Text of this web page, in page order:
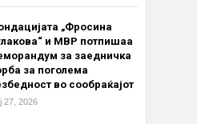
„Фросина
и МВР потпишаа
за заедничка
за поголема
во сообраќајот
27, 2026